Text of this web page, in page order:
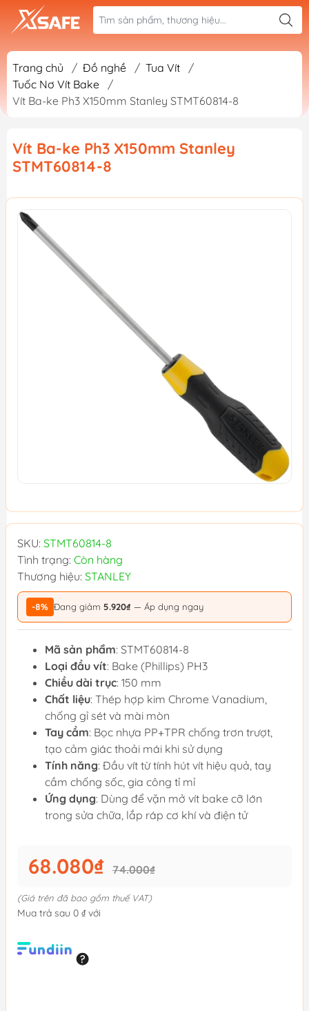
Trang chủ / Đồ nghề / Tua Vít
/
Tuốc Nơ Vít Bake
/
Vít Ba-ke Ph3 X150mm Stanley STMT60814-8
Vít Ba-ke Ph3 X150mm Stanley
STMT60814-8
SKU: STMT60814-8
Tình trạng: Còn hàng
Thương hiệu: STANLEY
-8% Đang giảm 5.920₫ — Áp dụng ngay
Mã sản phẩm: STMT60814-8
Loại đầu vít: Bake (Phillips) PH3
Chiều dài trục: 150 mm
Chất liệu: Thép hợp kim Chrome Vanadium,
chống gỉ sét và mài mòn
Tay cầm: Bọc nhựa PP+TPR chống trơn trượt,
tạo cảm giác thoải mái khi sử dụng
Tính năng: Đầu vít từ tính hút vít hiệu quả, tay
cầm chống sốc, gia công tỉ mỉ
Ứng dụng: Dùng để vặn mở vít bake cỡ lớn
trong sửa chữa, lắp ráp cơ khí và điện tử
68.080₫ 74.000₫
(Giá trên đã bao gồm thuế VAT)
Mua trả sau 0 ₫ với